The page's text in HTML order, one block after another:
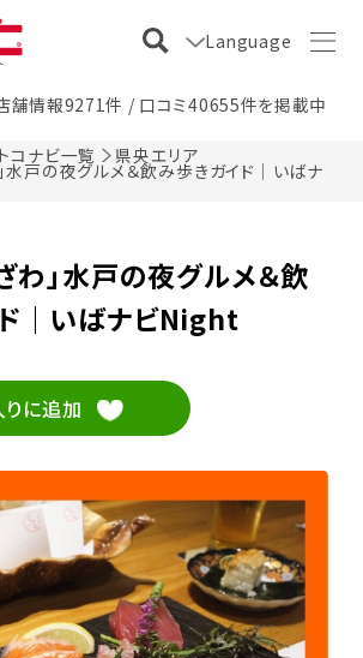
Language
舗情報9271件 / 口コミ40655件を掲載中
コナビ一覧 県央エリア
水戸の夜グルメ＆飲み歩きガイド｜いばナ
わ」水戸の夜グルメ＆飲
｜いばナビNight
に追加